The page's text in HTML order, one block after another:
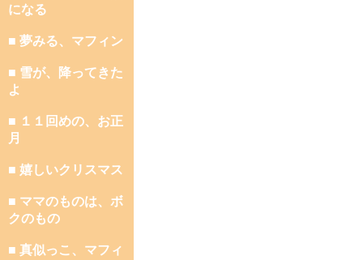
になる
■ 夢みる、マフィン
■ 雪が、降ってきた
よ
■ １１回めの、お正
月
■ 嬉しいクリスマス
■ ママのものは、ボ
クのもの
■ 真似っこ、マフィ